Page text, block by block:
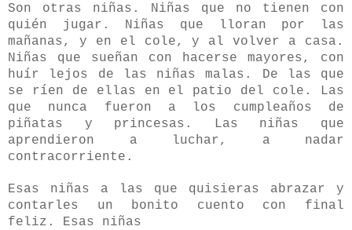
Son otras niñas. Niñas que no tienen con
quién jugar. Niñas que lloran por las
mañanas, y en el cole, y al volver a casa.
Niñas que sueñan con hacerse mayores, con
huír lejos de las niñas malas. De las que
se ríen de ellas en el patio del cole. Las
que nunca fueron a los cumpleaños de
piñatas y princesas. Las niñas que
aprendieron a luchar, a nadar
contracorriente.
Esas niñas a las que quisieras abrazar y
contarles un bonito cuento con final
feliz. Esas niñas